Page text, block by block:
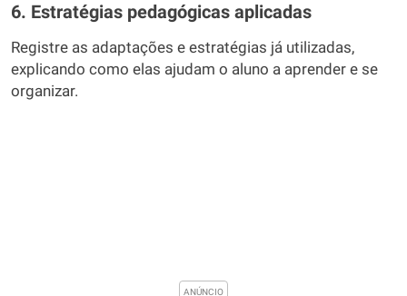
6. Estratégias pedagógicas aplicadas
Registre as adaptações e estratégias já utilizadas,
explicando como elas ajudam o aluno a aprender e se
organizar.